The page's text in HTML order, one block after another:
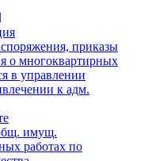
приказы
о многоквартирных
в управлении
к адм.
имущ.
работах по